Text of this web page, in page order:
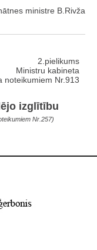
ministre B.Rivža
2.pielikums
Ministru kabineta
noteikumiem Nr.913
izglītību
Nr.257)